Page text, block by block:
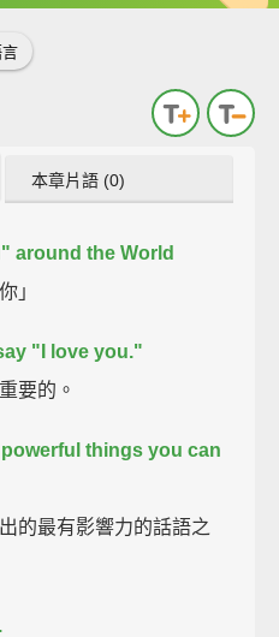
本章片語 (0)
around the World
」
"I love you."
要的。
things you can
的最有影響力的話語之